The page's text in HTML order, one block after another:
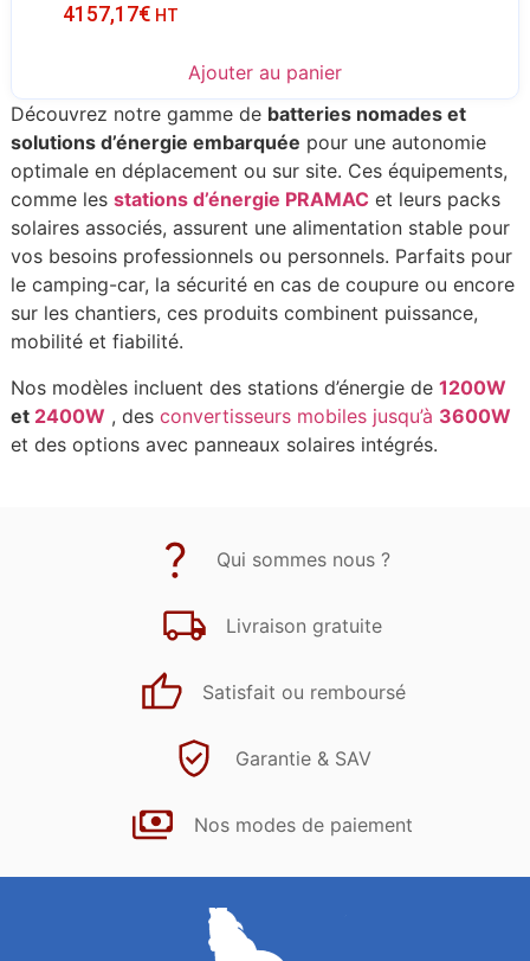
4157,17€ HT
Ajouter au panier
Découvrez notre gamme de batteries nomades et
solutions d’énergie embarquée pour une autonomie
optimale en déplacement ou sur site. Ces équipements,
comme les stations d’énergie PRAMAC et leurs packs
solaires associés, assurent une alimentation stable pour
vos besoins professionnels ou personnels. Parfaits pour
le camping-car, la sécurité en cas de coupure ou encore
sur les chantiers, ces produits combinent puissance,
mobilité et fiabilité.
Nos modèles incluent des stations d’énergie de 1200W
et 2400W , des convertisseurs mobiles jusqu’à 3600W
et des options avec panneaux solaires intégrés.
Qui sommes nous ?
Livraison gratuite
Satisfait ou remboursé
Garantie & SAV
Nos modes de paiement